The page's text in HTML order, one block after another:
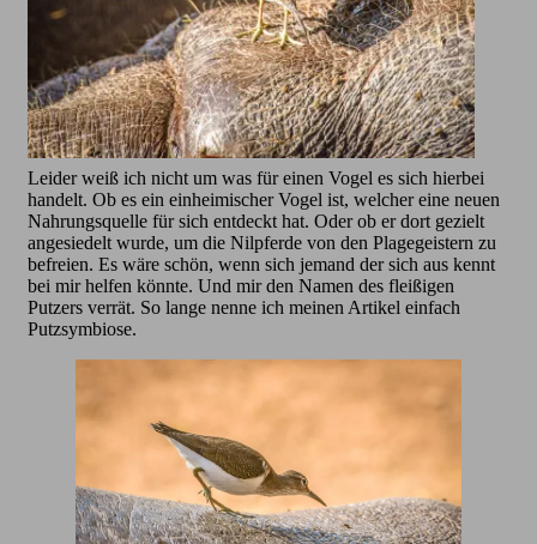
Leider weiß ich nicht um was für einen Vogel es sich hierbei
handelt. Ob es ein einheimischer Vogel ist, welcher eine neuen
Nahrungsquelle für sich entdeckt hat. Oder ob er dort gezielt
angesiedelt wurde, um die Nilpferde von den Plagegeistern zu
befreien. Es wäre schön, wenn sich jemand der sich aus kennt
bei mir helfen könnte. Und mir den Namen des fleißigen
Putzers verrät. So lange nenne ich meinen Artikel einfach
Putzsymbiose.